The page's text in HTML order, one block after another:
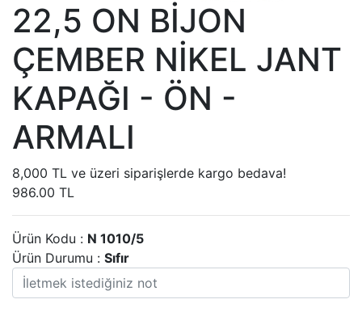
22,5 ON BİJON
ÇEMBER NİKEL JANT
KAPAĞI - ÖN -
ARMALI
8,000 TL ve üzeri siparişlerde kargo bedava!
986.00 TL
Ürün Kodu : N 1010/5
Ürün Durumu : Sıfır